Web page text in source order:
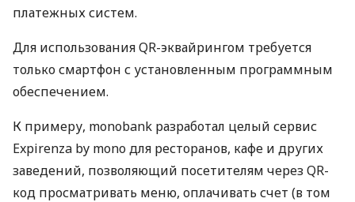
платежных систем.
Для использования QR-эквайрингом требуется
только смартфон с установленным программным
обеспечением.
К примеру, monobank разработал целый сервис
Expirenza by mono для ресторанов, кафе и других
заведений, позволяющий посетителям через QR-
код просматривать меню, оплачивать счет (в том